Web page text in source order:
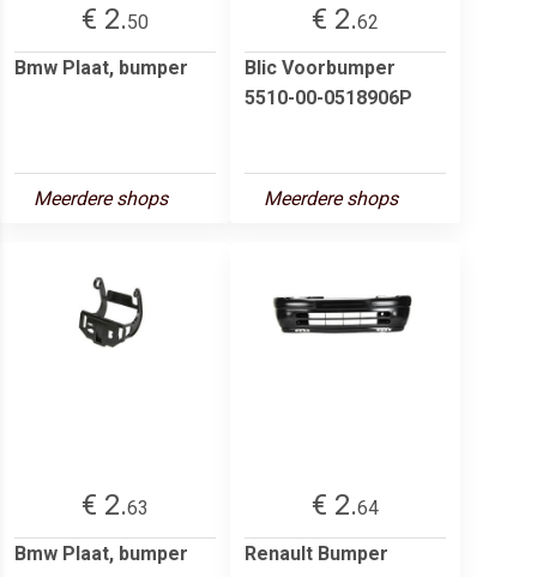
€ 2.50
Bmw Plaat, bumper
Meerdere shops
€ 2.62
Blic Voorbumper
5510-00-0518906P
Meerdere shops
€ 2.63
Bmw Plaat, bumper
€ 2.64
Renault Bumper